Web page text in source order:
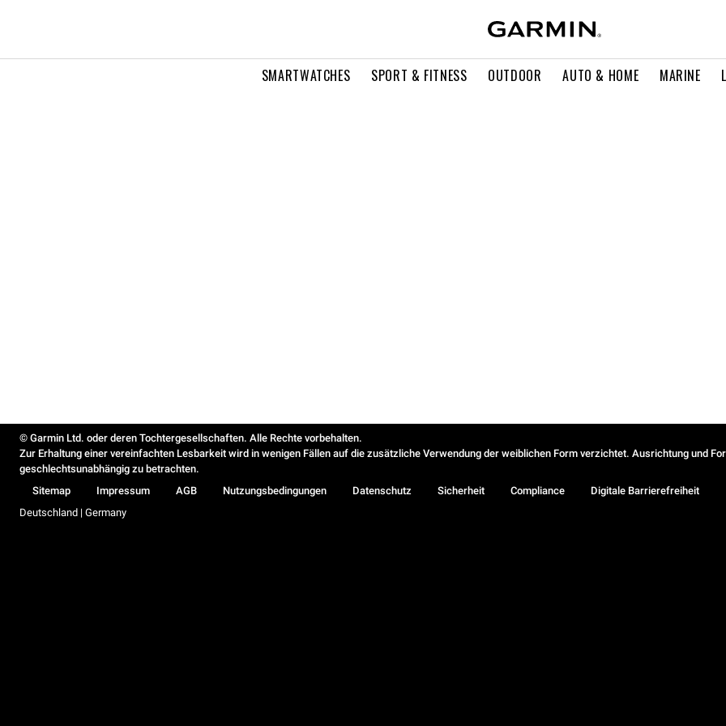
SMARTWATCHES SPORT & FITNESS OUTDOOR AUTO & HOME MARINE
© Garmin Ltd. oder deren Tochtergesellschaften. Alle Rechte vorbehalten.
Zur Erhaltung einer vereinfachten Lesbarkeit wird in wenigen Fällen auf die zusätzliche Verwendung der weiblichen Form verzichtet. Ausrichtung und
geschlechtsunabhängig zu betrachten.
Sitemap
Impressum AGB Nutzungsbedingungen Datenschutz Sicherheit Compliance
Digitale Barrierefreiheit
Deutschland | Germany